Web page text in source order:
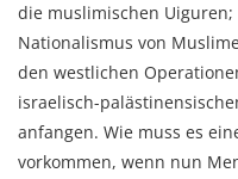
die muslimischen
Nationalismus von
den westlichen
israelisch-
anfangen. Wie muss es
vorkommen, wenn nun